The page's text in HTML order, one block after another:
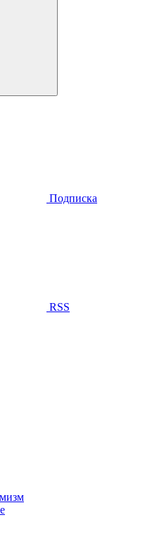
Подписка
RSS